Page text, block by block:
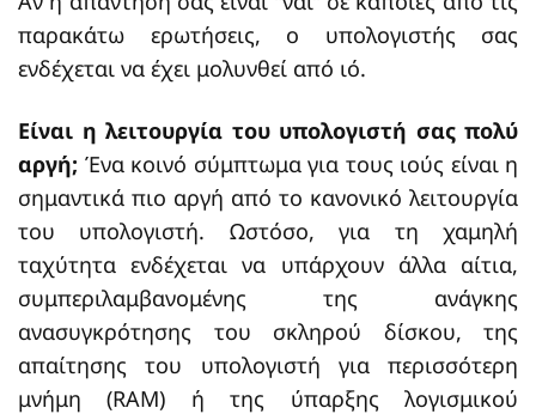
παρακάτω ερωτήσεις, ο υπολογιστής σας
ενδέχεται να έχει μολυνθεί από ιό.
Είναι η λειτουργία του υπολογιστή σας πολύ
αργή; Ένα κοινό σύμπτωμα για τους ιούς είναι η
σημαντικά πιο αργή από το κανονικό λειτουργία
του υπολογιστή. Ωστόσο, για τη χαμηλή
ταχύτητα ενδέχεται να υπάρχουν άλλα αίτια,
συμπεριλαμβανομένης της ανάγκης
ανασυγκρότησης του σκληρού δίσκου, της
απαίτησης του υπολογιστή για περισσότερη
μνήμη (RAM) ή της ύπαρξης λογισμικού